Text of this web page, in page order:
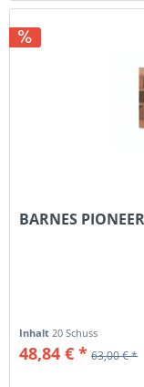
BARNES
Inhalt20 Schuss
48,84 € * 63,00 € *